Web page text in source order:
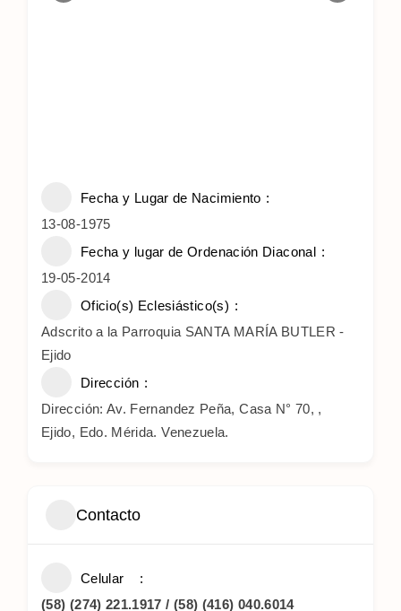
Fecha y Lugar de Nacimiento
13-08-1975
Fecha y lugar de Ordenación Diaconal
19-05-2014
Oficio(s) Eclesiástico(s)
Adscrito a la Parroquia SANTA MARÍA BUTLER -
Ejido
Dirección
Dirección: Av. Fernandez Peña, Casa N° 70, ,
Ejido, Edo. Mérida. Venezuela.
Contacto
Celular
(58) (274) 221.1917 / (58) (416) 040.6014